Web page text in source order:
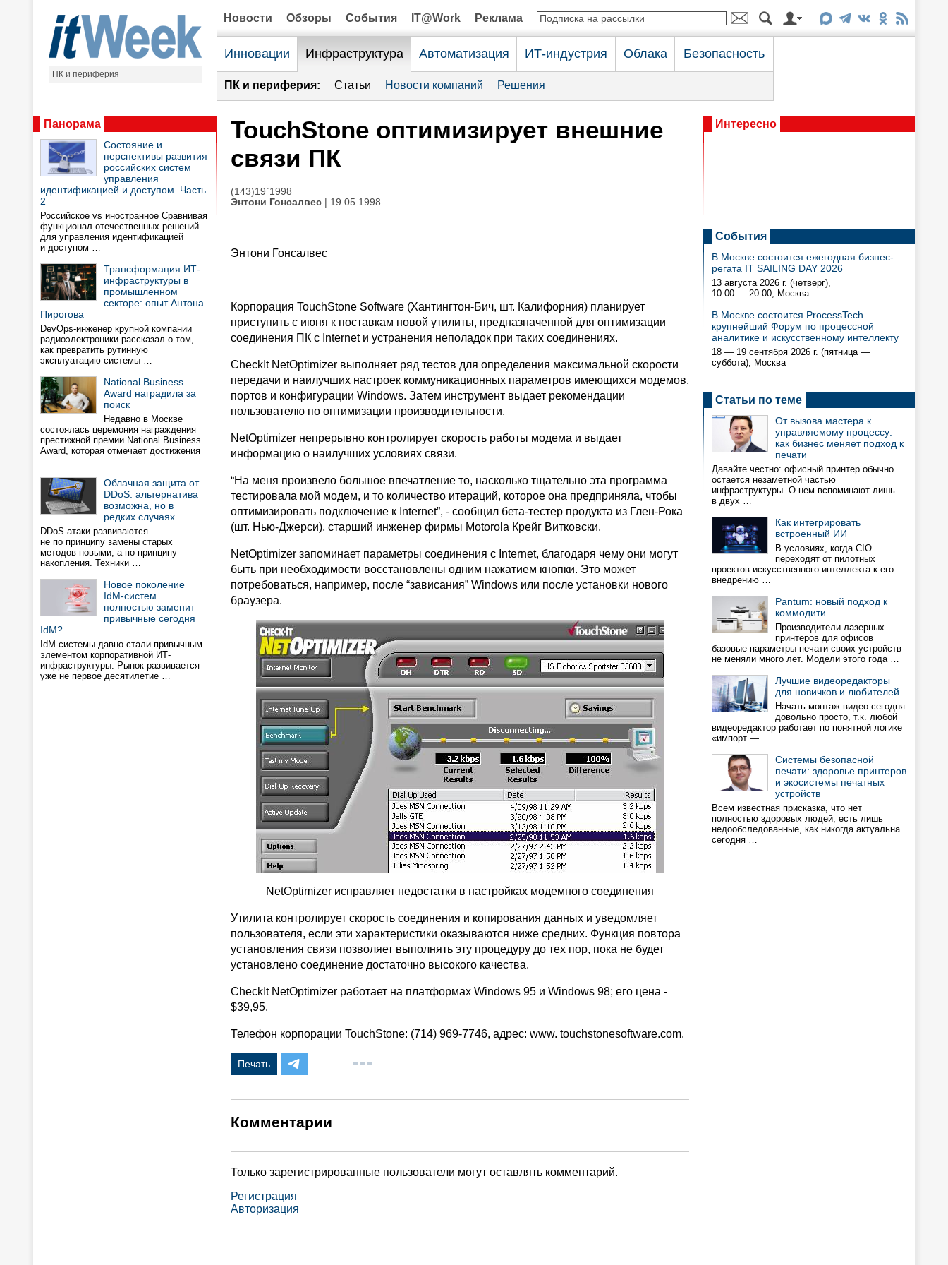
ПК и периферия
Новости Обзоры События IT@Work Реклама
Инновации Инфраструктура Автоматизация ИТ-индустрия Облака Безопасность
ПК и периферия: Статьи Новости компаний Решения
Панорама
Состояние и
перспективы развития
российских систем
управления
идентификацией и доступом. Часть
2
Российское vs иностранное Сравнивая
функционал отечественных решений
для управления идентификацией
и доступом …
Трансформация ИТ-
инфраструктуры в
промышленном
секторе: опыт Антона
Пирогова
DevOps-инженер крупной компании
радиоэлектроники рассказал о том,
как превратить рутинную
эксплуатацию системы …
National Business
Award наградила за
поиск
Недавно в Москве
состоялась церемония награждения
престижной премии National Business
Award, которая отмечает достижения
…
Облачная защита от
DDoS: альтернатива
возможна, но в
редких случаях
DDoS-атаки развиваются
не по принципу замены старых
методов новыми, а по принципу
накопления. Техники …
Новое поколение
IdM-систем
полностью заменит
привычные сегодня
IdM?
IdM-системы давно стали привычным
элементом корпоративной ИТ-
инфраструктуры. Рынок развивается
уже не первое десятилетие …
TouchStone оптимизирует внешние
связи ПК
(143)19`1998
Энтони Гонсалвес | 19.05.1998
Энтони Гонсалвес
Корпорация TouchStone Software (Хантингтон-Бич, шт. Калифорния) планирует
приступить с июня к поставкам новой утилиты, предназначенной для оптимизации
соединения ПК с Internet и устранения неполадок при таких соединениях.
CheckIt NetOptimizer выполняет ряд тестов для определения максимальной скорости
передачи и наилучших настроек коммуникационных параметров имеющихся модемов,
портов и конфигурации Windows. Затем инструмент выдает рекомендации
пользователю по оптимизации производительности.
NetOptimizer непрерывно контролирует скорость работы модема и выдает
информацию о наилучших условиях связи.
“На меня произвело большое впечатление то, насколько тщательно эта программа
тестировала мой модем, и то количество итераций, которое она предприняла, чтобы
оптимизировать подключение к Internet”, - сообщил бета-тестер продукта из Глен-Рока
(шт. Нью-Джерси), старший инженер фирмы Motorola Крейг Витковски.
NetOptimizer запоминает параметры соединения с Internet, благодаря чему они могут
быть при необходимости восстановлены одним нажатием кнопки. Это может
потребоваться, например, после “зависания” Windows или после установки нового
браузера.
NetOptimizer исправляет недостатки в настройках модемного соединения
Утилита контролирует скорость соединения и копирования данных и уведомляет
пользователя, если эти характеристики оказываются ниже средних. Функция повтора
установления связи позволяет выполнять эту процедуру до тех пор, пока не будет
установлено соединение достаточно высокого качества.
CheckIt NetOptimizer работает на платформах Windows 95 и Windows 98; его цена -
$39,95.
Телефон корпорации TouchStone: (714) 969-7746, адрес: www. touchstonesoftware.com.
Печать
Комментарии
Только зарегистрированные пользователи могут оставлять комментарий.
Регистрация
Авторизация
Интересно
События
В Москве состоится ежегодная бизнес-
регата IT SAILING DAY 2026
13 августа 2026 г. (четверг),
10:00 — 20:00, Москва
В Москве состоится ProcessTech —
крупнейший Форум по процессной
аналитике и искусственному интеллекту
18 — 19 сентября 2026 г. (пятница —
суббота), Москва
Статьи по теме
От вызова мастера к
управляемому процессу:
как бизнес меняет подход к
печати
Давайте честно: офисный принтер обычно
остается незаметной частью
инфраструктуры. О нем вспоминают лишь
в двух …
Как интегрировать
встроенный ИИ
В условиях, когда CIO
переходят от пилотных
проектов искусственного интеллекта к его
внедрению …
Pantum: новый подход к
коммодити
Производители лазерных
принтеров для офисов
базовые параметры печати своих устройств
не меняли много лет. Модели этого года …
Лучшие видеоредакторы
для новичков и любителей
Начать монтаж видео сегодня
довольно просто, т.к. любой
видеоредактор работает по понятной логике
«импорт — …
Системы безопасной
печати: здоровье принтеров
и экосистемы печатных
устройств
Всем известная присказка, что нет
полностью здоровых людей, есть лишь
недообследованные, как никогда актуальна
сегодня …